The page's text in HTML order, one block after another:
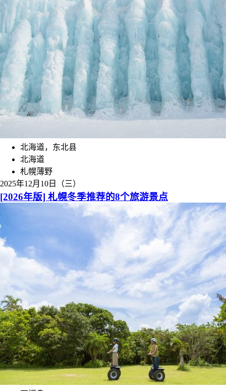
北海道，东北县
北海道
札幌薄野
2025年12月10日（三）
[2026年版] 札幌冬季推荐的8个旅游景点